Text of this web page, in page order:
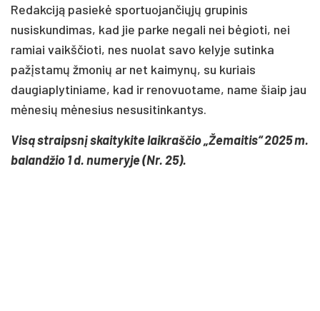
Redakciją pasiekė sportuojančiųjų grupinis
nusiskundimas, kad jie parke negali nei bėgioti, nei
ramiai vaikščioti, nes nuolat savo kelyje sutinka
pažįstamų žmonių ar net kaimynų, su kuriais
daugiaplytiniame, kad ir renovuotame, name šiaip jau
mėnesių mėnesius nesusitinkantys.
Visą straipsnį skaitykite laikraščio „Žemaitis“ 2025 m.
balandžio 1 d. numeryje (Nr. 25).